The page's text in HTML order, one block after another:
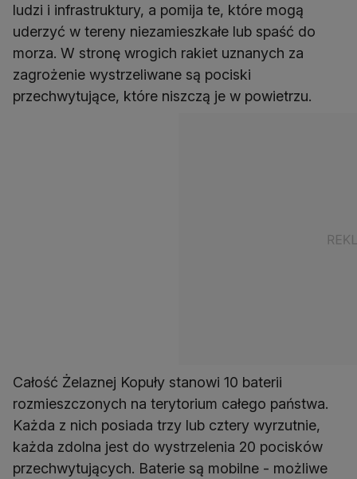
ludzi i infrastruktury, a pomija te, które mogą
uderzyć w tereny niezamieszkałe lub spaść do
morza. W stronę wrogich rakiet uznanych za
zagrożenie wystrzeliwane są pociski
przechwytujące, które niszczą je w powietrzu.
Całość Żelaznej Kopuły stanowi 10 baterii
rozmieszczonych na terytorium całego państwa.
Każda z nich posiada trzy lub cztery wyrzutnie,
każda zdolna jest do wystrzelenia 20 pocisków
przechwytujących. Baterie są mobilne - możliwe